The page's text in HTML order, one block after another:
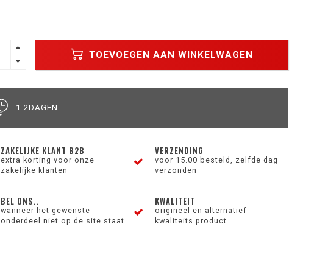
TOEVOEGEN AAN WINKELWAGEN
1-2DAGEN
ZAKELIJKE KLANT B2B
extra korting voor onze
zakelijke klanten
VERZENDING
voor 15.00 besteld, zelfde dag
verzonden
BEL ONS..
wanneer het gewenste
onderdeel niet op de site staat
KWALITEIT
origineel en alternatief
kwaliteits product